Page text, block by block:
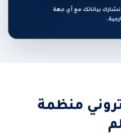
بياناتك مع أي جهة
منظمة